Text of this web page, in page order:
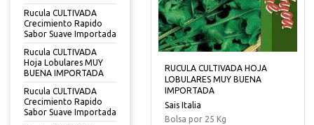
Rucula CULTIVADA
Crecimiento Rapido
Sabor Suave Importada
Rucula CULTIVADA
Hoja Lobulares MUY
BUENA IMPORTADA
Rucula CULTIVADA
Crecimiento Rapido
Sabor Suave Importada
RUCULA CULTIVADA HOJA
LOBULARES MUY BUENA
IMPORTADA
Sais Italia
Bolsa por 25 Kg